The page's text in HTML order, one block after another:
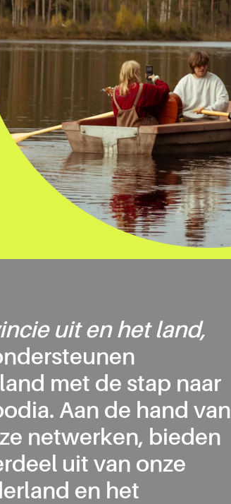
uit en het land,
met de stap naar
Aan de hand van
netwerken, bieden
uit van onze
en het